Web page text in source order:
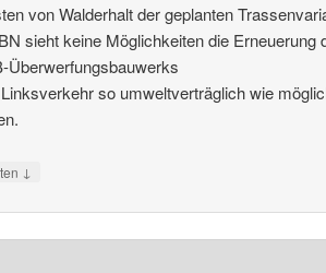
von Walderhalt der geplanten
sieht keine Möglichkeiten die Erneuerung
Überwerfungsbauwerks
so umweltverträglich wie
↓